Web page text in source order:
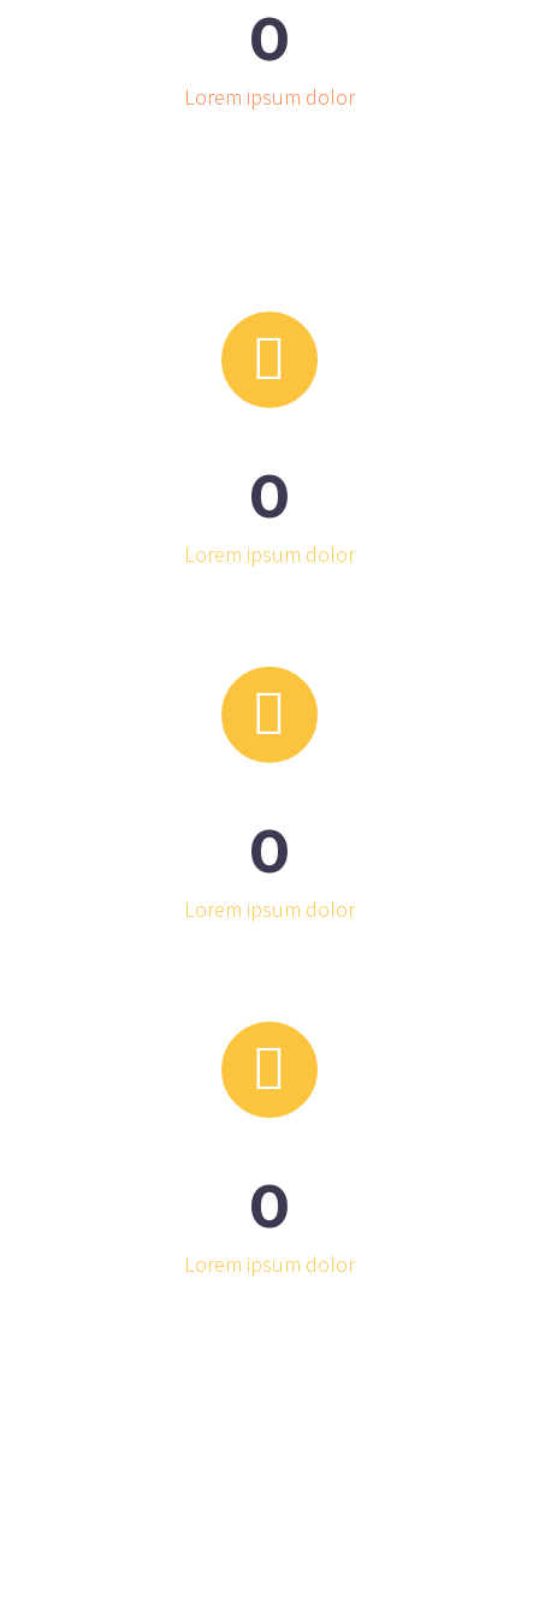
0
Lorem ipsum dolor


0
Lorem ipsum dolor


0
Lorem ipsum dolor


0
Lorem ipsum dolor